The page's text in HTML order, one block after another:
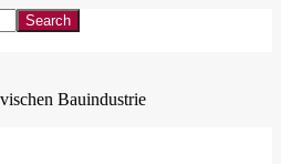
Bauindustrie